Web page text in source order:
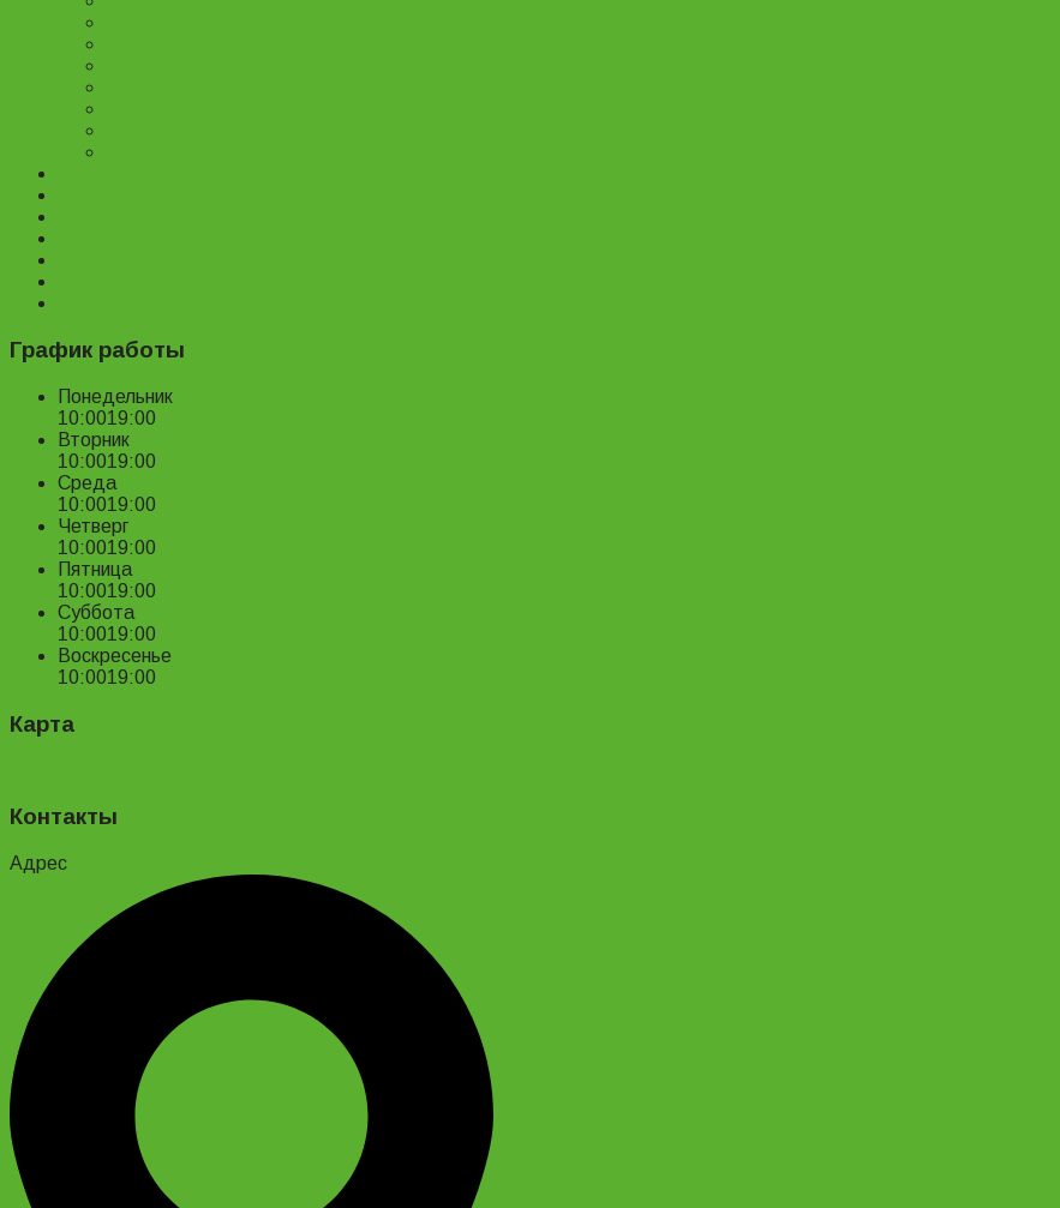
График работы
Понедельник
10:0019:00
Вторник
10:0019:00
Среда
10:0019:00
Четверг
10:0019:00
Пятница
10:0019:00
Суббота
10:0019:00
Воскресенье
10:0019:00
Карта
Контакты
Адрес